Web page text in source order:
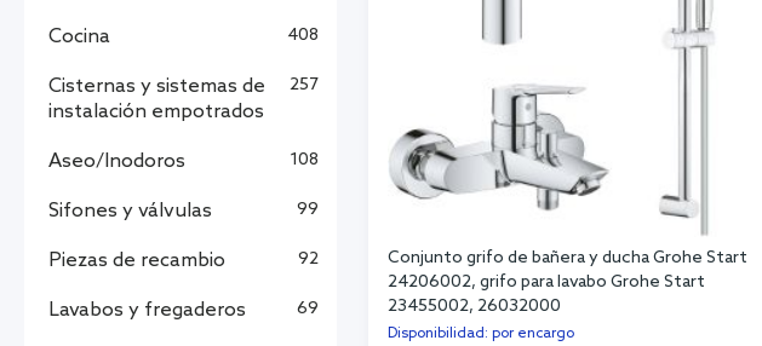
Conjunto grifo de bañera y ducha Grohe Start
24206002, grifo para lavabo Grohe Start
23455002, 26032000
Disponibilidad: por encargo
Cocina 408
Cisternas y sistemas de
instalación empotrados
257
Aseo/Inodoros 108
Sifones y válvulas 99
Piezas de recambio 92
Lavabos y fregaderos 69